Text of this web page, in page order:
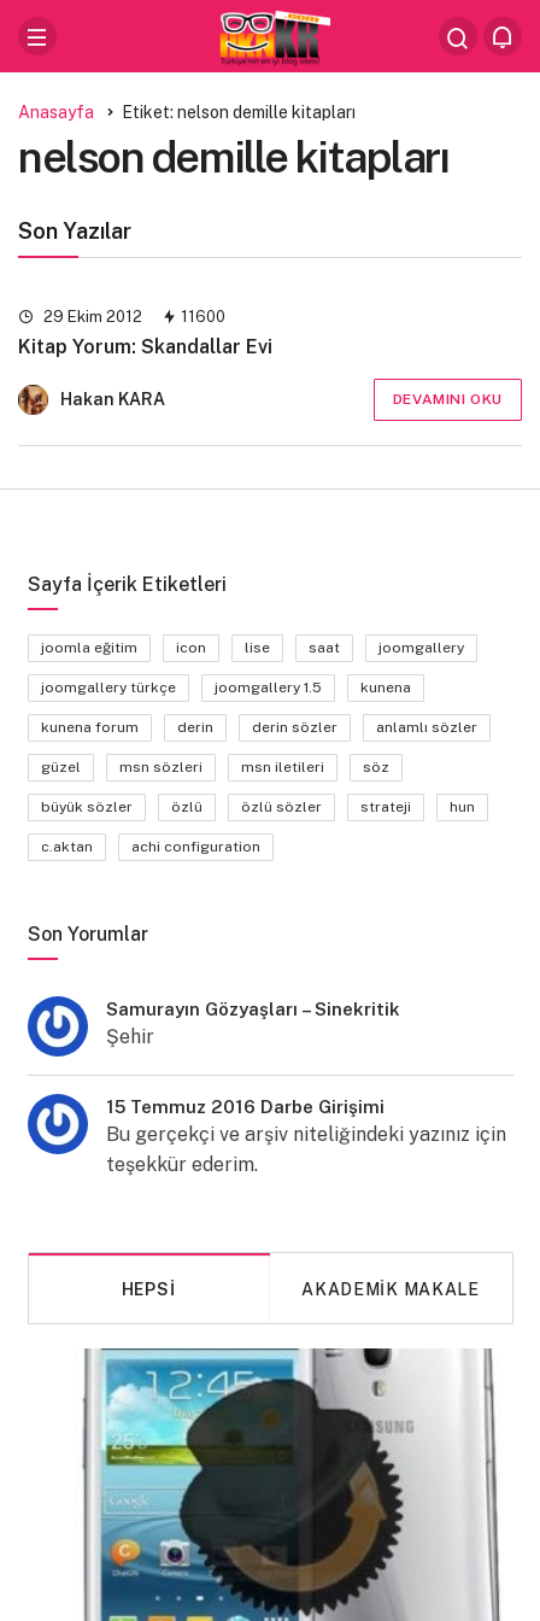
Anasayfa Etiket: nelson demille kitapları
nelson demille kitapları
Son Yazılar
29 Ekim 2012 11600
Kitap Yorum: Skandallar Evi
Hakan KARA DEVAMINI OKU
Sayfa İçerik Etiketleri
joomla eğitim icon lise saat joomgallery
joomgallery türkçe joomgallery 1.5 kunena
kunena forum derin derin sözler anlamlı sözler
güzel msn sözleri msn iletileri söz
büyük sözler özlü özlü sözler strateji hun
c.aktan achi configuration
Son Yorumlar
Samurayın Gözyaşları – Sinekritik
Şehir
15 Temmuz 2016 Darbe Girişimi
Bu gerçekçi ve arşiv niteliğindeki yazınız için
teşekkür ederim.
HEPSI AKADEMIK MAKALE